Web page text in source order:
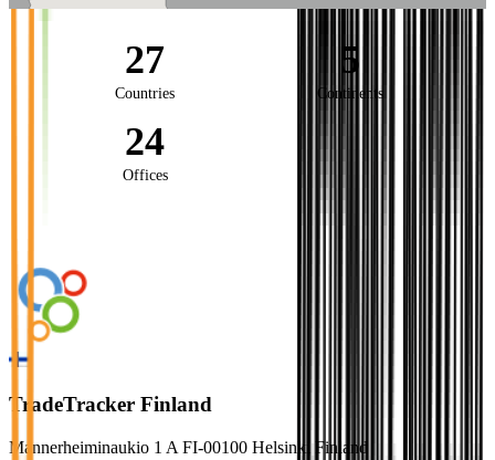
27
Countries
5
Continents
24
Offices
TradeTracker Finland
Mannerheiminaukio 1 A FI-00100 Helsinki Finland